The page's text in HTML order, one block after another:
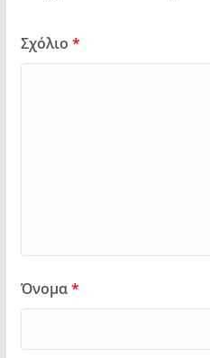
Σχόλιο *
Όνομα*